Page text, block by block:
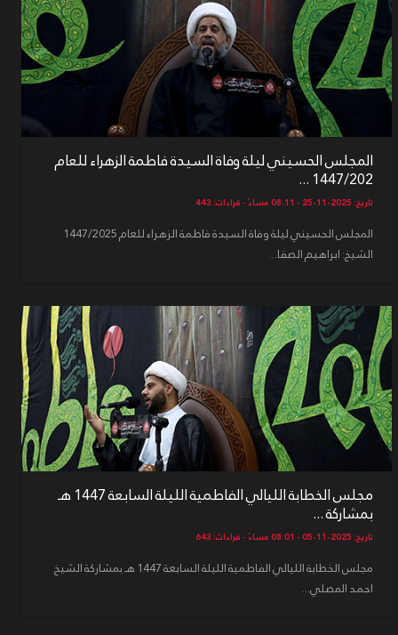
المجلس الحسيني ليلة وفاة السيدة فاطمة الزهراء للعام
1447/202 ...
تاريخ: 2025-11-25 - 08:11 مساءً - قراءات: 443
المجلس الحسيني ليلة وفاة السيدة فاطمة الزهراء للعام 1447/2025
الشيخ: ابراهيم الصفا...
مجلس الخطابة الليالي الفاطمية الليلة السابعة 1447 هـ
بمشاركة ...
تاريخ: 2025-11-05 - 08:01 مساءً - قراءات: 643
مجلس الخطابة الليالي الفاطمية الليلة السابعة 1447 هـ بمشاركة الشيخ
احمد المصلي...